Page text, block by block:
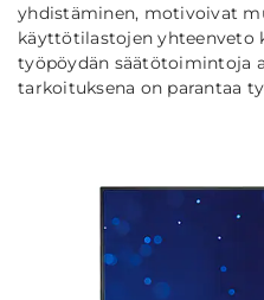
yhdistäminen, motivoivat
käyttötilastojen yhteenveto
työpöydän säätötoimintoja
tarkoituksena on parantaa